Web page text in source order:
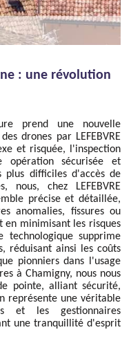
: une révolution
prend une nouvelle
drones par LEFEBVRE
et risquée, l'inspection
opération sécurisée et
plus difficiles d'accès de
nous, chez LEFEBVRE
précise et détaillée,
anomalies, fissures ou
en minimisant les risques
technologique supprime
réduisant ainsi les coûts
pionniers dans l'usage
à Chamigny, nous nous
pointe, alliant sécurité,
représente une véritable
et les gestionnaires
une tranquillité d'esprit